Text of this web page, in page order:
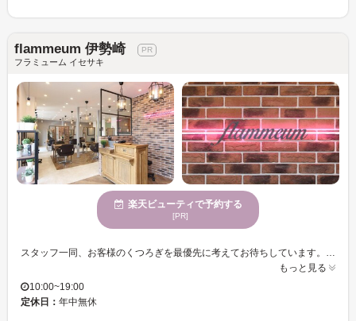
flammeum 伊勢崎
フラミューム イセサキ
楽天ビューティで予約する
[PR]
スタッフ一同、お客様のくつろぎを最優先に考えてお待ちしています。安心のプチプライス♪♪高い技術が自慢☆あなたにぴったりのオシャレなカラーデザインをご提案します！！お客様の年代に合わせた、幅広いスタイル提案をお楽しみください。年齢を重ねても美しさを追求する、幅広い年齢層に対応したサロン。
もっと見る
10:00~19:00
定休日： 年中無休